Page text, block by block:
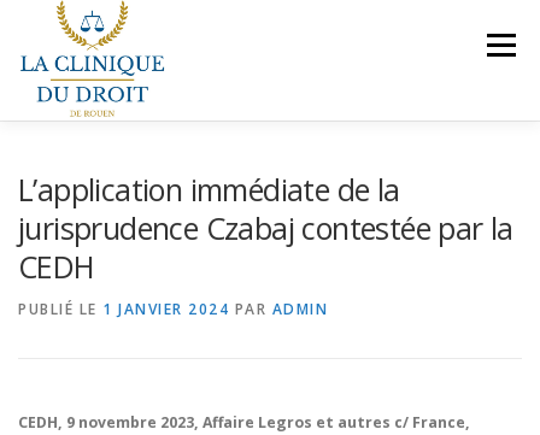
contenu
Menu
LE BUREAU
L’application immédiate de la
jurisprudence Czabaj contestée par la
CEDH
PUBLIÉ LE 1 JANVIER 2024 PAR ADMIN
CEDH, 9 novembre 2023, Affaire Legros et autres c/ France,